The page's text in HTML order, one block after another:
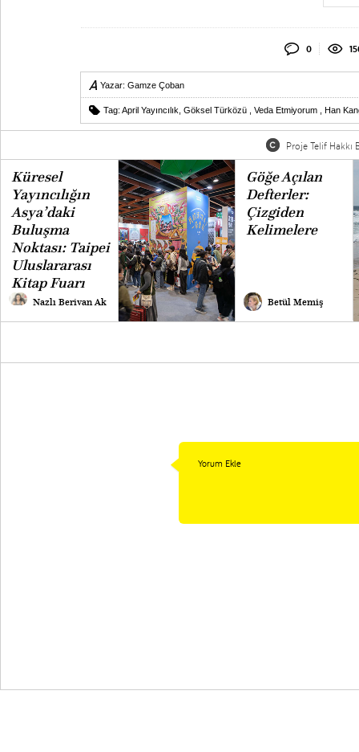
0
Yazar: Gamze Çoban
Tag: April Yayıncılık Göksel Türközü Veda Etmiyorum Han
Proje Telif Hakkı
Küresel
Yayıncılığın
Asya’daki
Buluşma
Noktası: Taipei
Uluslararası
Kitap Fuarı
Nazlı Berivan Ak
Göğe Açılan
Defterler:
Çizgiden
Kelimelere
Betül Memiş